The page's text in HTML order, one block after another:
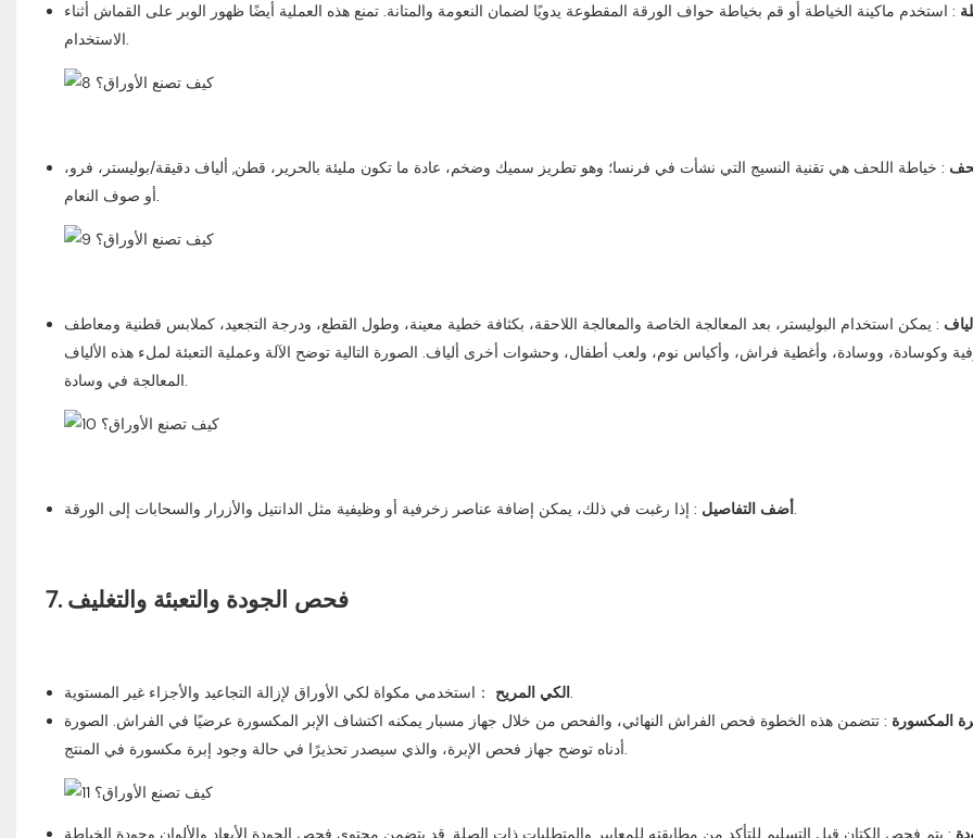
: استخدم ماكينة الخياطة أو قم بخياطة حواف الورقة المقطوعة يدويًا لضمان النعومة والمتانة. تمنع هذه العملية أيضًا ظهور الوبر على القماش أثناء
الاستخدام.
: خياطة اللحف هي تقنية النسيج ‌التي نشأت في فرنسا؛ وهو تطريز سميك وضخم، ‌عادة ما تكون مليئة بالحرير، ‌قطن, ‌ألياف دقيقة/بوليستر، فرو،
أو صوف النعام.
: يمكن استخدام البوليستر، بعد المعالجة الخاصة والمعالجة اللاحقة، بكثافة خطية معينة، وطول القطع، ودرجة التجعيد، كملابس قطنية ومعاطف
وكوسادة، ووسادة، وأغطية فراش، وأكياس نوم، ولعب أطفال، وحشوات أخرى ألياف. الصورة التالية توضح الآلة وعملية التعبئة لملء هذه الألياف
المعالجة في وسادة.
أضف التفاصيل : إذا رغبت في ذلك، يمكن إضافة عناصر زخرفية أو وظيفية مثل الدانتيل والأزرار والسحابات إلى الورقة.
7. فحص الجودة والتعبئة والتغليف
الكي المريح ：استخدمي مكواة لكي الأوراق لإزالة التجاعيد والأجزاء غير المستوية.
المكسورة : تتضمن هذه الخطوة فحص الفراش النهائي، والفحص من خلال جهاز مسبار يمكنه اكتشاف الإبر المكسورة عرضيًا في الفراش. الصورة
أدناه توضح جهاز فحص الإبرة، والذي سيصدر تحذيرًا في حالة وجود إبرة مكسورة في المنتج.
: يتم فحص الكتان قبل التسليم للتأكد من مطابقته للمعايير والمتطلبات ذات الصلة. قد يتضمن محتوى فحص الجودة الأبعاد والألوان وجودة الخياطة